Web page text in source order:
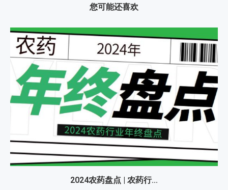
您可能还喜欢
2024农药盘点 | 农药行...